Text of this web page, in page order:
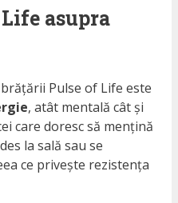
asupra
Pulse of Life este
, atât mentală cât și
care doresc să mențină
la sală sau se
ce privește rezistența